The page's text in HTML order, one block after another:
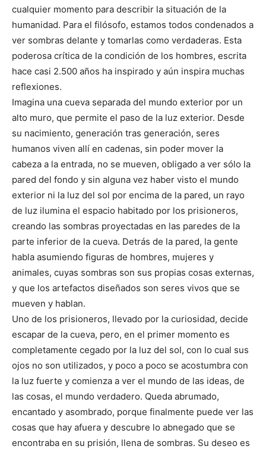
cualquier momento para describir la situación de la
humanidad. Para el filósofo, estamos todos condenados a
ver sombras delante y tomarlas como verdaderas. Esta
poderosa crítica de la condición de los hombres, escrita
hace casi 2.500 años ha inspirado y aún inspira muchas
reflexiones.
Imagina una cueva separada del mundo exterior por un
alto muro, que permite el paso de la luz exterior. Desde
su nacimiento, generación tras generación, seres
humanos viven allí en cadenas, sin poder mover la
cabeza a la entrada, no se mueven, obligado a ver sólo la
pared del fondo y sin alguna vez haber visto el mundo
exterior ni la luz del sol por encima de la pared, un rayo
de luz ilumina el espacio habitado por los prisioneros,
creando las sombras proyectadas en las paredes de la
parte inferior de la cueva. Detrás de la pared, la gente
habla asumiendo figuras de hombres, mujeres y
animales, cuyas sombras son sus propias cosas externas,
y que los artefactos diseñados son seres vivos que se
mueven y hablan.
Uno de los prisioneros, llevado por la curiosidad, decide
escapar de la cueva, pero, en el primer momento es
completamente cegado por la luz del sol, con lo cual sus
ojos no son utilizados, y poco a poco se acostumbra con
la luz fuerte y comienza a ver el mundo de las ideas, de
las cosas, el mundo verdadero. Queda abrumado,
encantado y asombrado, porque finalmente puede ver las
cosas que hay afuera y descubre lo abnegado que se
encontraba en su prisión, llena de sombras. Su deseo es